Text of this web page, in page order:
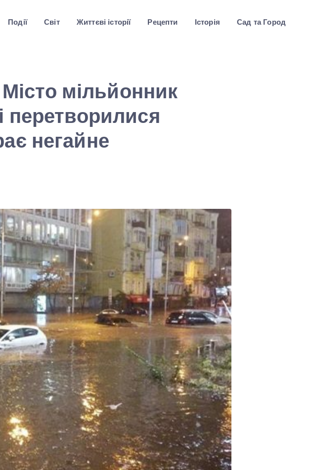
Події Світ Життєві історії Рецепти Історія Сад та Город
мільйонник
перетворилися
негайне